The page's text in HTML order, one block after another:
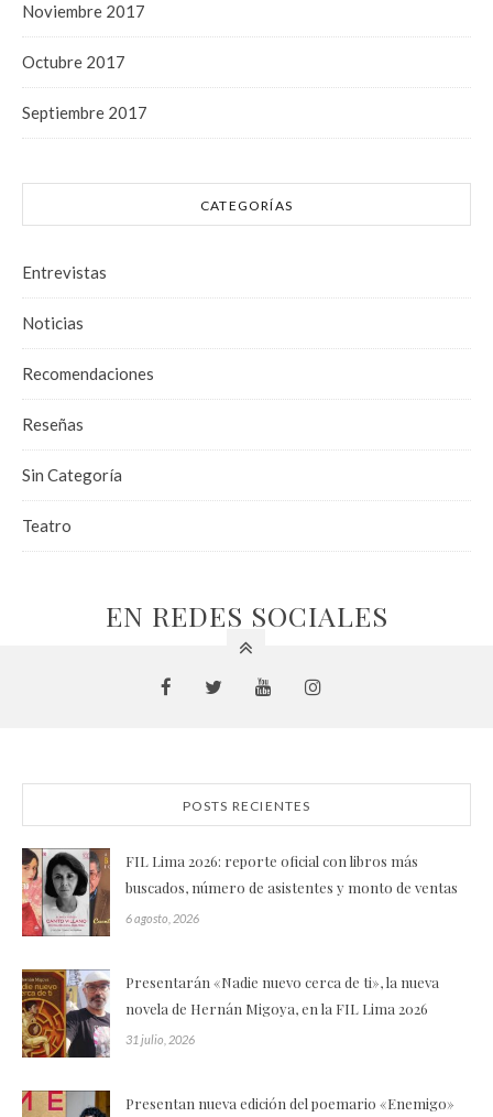
Noviembre 2017
Octubre 2017
Septiembre 2017
CATEGORÍAS
Entrevistas
Noticias
Recomendaciones
Reseñas
Sin Categoría
Teatro
EN REDES SOCIALES
POSTS RECIENTES
FIL Lima 2026: reporte oficial con libros más
buscados, número de asistentes y monto de ventas
6 agosto, 2026
Presentarán «Nadie nuevo cerca de ti», la nueva
novela de Hernán Migoya, en la FIL Lima 2026
31 julio, 2026
Presentan nueva edición del poemario «Enemigo»